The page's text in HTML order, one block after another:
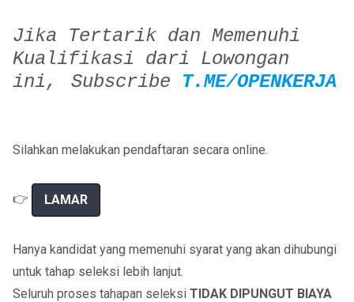
Jika Tertarik dan Memenuhi
Kualifikasi dari Lowongan
ini,
Subscribe T.ME/OPENKERJA
Silahkan melakukan pendaftaran secara online.
👉 LAMAR
Hanya kandidat yang memenuhi syarat yang akan dihubungi
untuk tahap seleksi lebih lanjut.
Seluruh proses tahapan seleksi TIDAK DIPUNGUT BIAYA